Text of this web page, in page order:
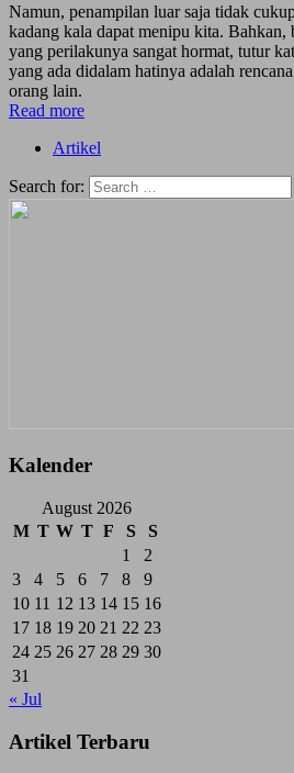
Namun, penampilan luar saja tidak
kadang kala dapat menipu kita. Bahkan,
yang perilakunya sangat hormat, tutur
yang ada didalam hatinya adalah
orang lain.
Read more
Artikel
Search for:
Kalender
August 2026
M T W T F S
S
1
2
3
4 5 6 7 8
9
10 11 12 13 14 15 16
17 18 19 20 21 22 23
24 25 26 27 28 29 30
31
« Jul
Artikel Terbaru